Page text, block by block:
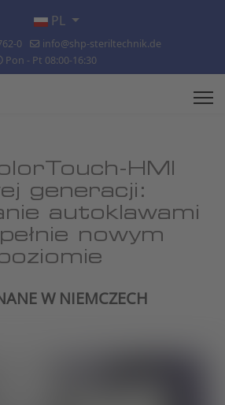
Wybierz swój język
PL
0
info@shp-steriltechnik.de
Pon - Pt 08:00-16:30
HMI
generacji:
autoklawami
nowym
W NIEMCZECH